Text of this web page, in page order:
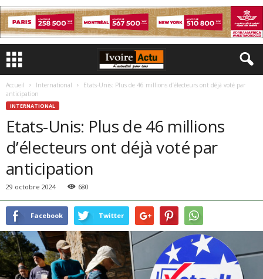
Accueil International
Etats-Unis: Plus de 46 millions d’électeurs ont déjà voté par
anticipation
INTERNATIONAL
Etats-Unis: Plus de 46 millions
d’électeurs ont déjà voté par
anticipation
29 octobre 2024 680
Facebook Twitter